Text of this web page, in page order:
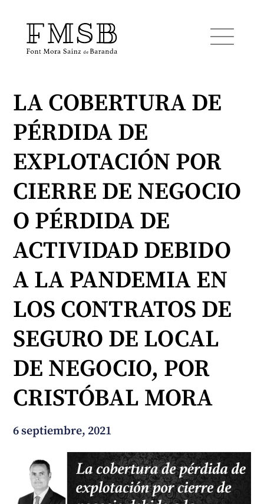
Inicio
Font Mora Sainz de Baranda
Servicios
Noticias
¿En qué podemos ayudarte?
LA COBERTURA DE
PÉRDIDA DE
EXPLOTACIÓN POR
CIERRE DE NEGOCIO
O PÉRDIDA DE
ACTIVIDAD DEBIDO
A LA PANDEMIA EN
LOS CONTRATOS DE
SEGURO DE LOCAL
DE NEGOCIO, POR
CRISTÓBAL MORA
6 septiembre, 2021